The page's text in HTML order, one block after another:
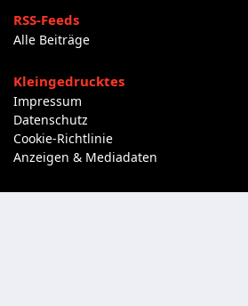
RSS-Feeds
Alle Beiträge
Kleingedrucktes
Impressum
Datenschutz
Cookie-Richtlinie
Anzeigen & Mediadaten